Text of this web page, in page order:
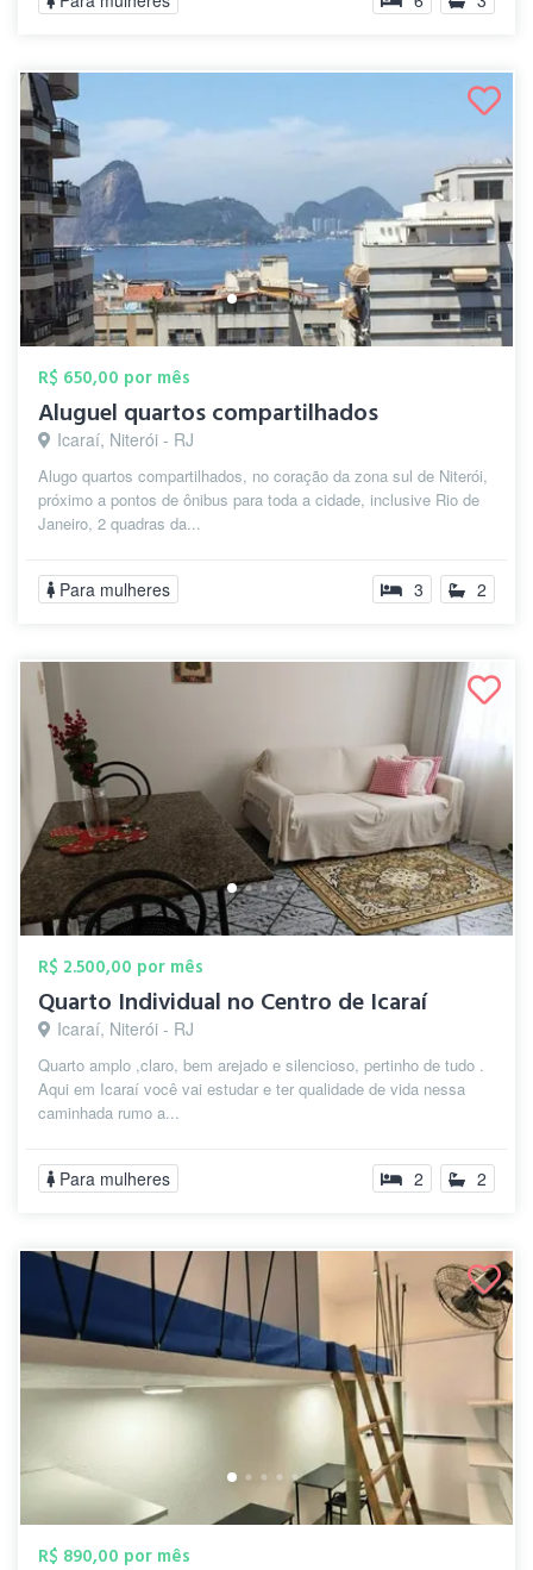
R$ 650,00 por mês
Aluguel quartos compartilhados
Icaraí, Niterói - RJ
Alugo quartos compartilhados, no coração da zona sul de Niterói,
próximo a pontos de ônibus para toda a cidade, inclusive Rio de
Janeiro, 2 quadras da...
Para mulheres 3 2
R$ 2.500,00 por mês
Quarto Individual no Centro de Icaraí
Icaraí, Niterói - RJ
Quarto amplo ,claro, bem arejado e silencioso, pertinho de tudo .
Aqui em Icaraí você vai estudar e ter qualidade de vida nessa
caminhada rumo a...
Para mulheres 2 2
R$ 890,00 por mês